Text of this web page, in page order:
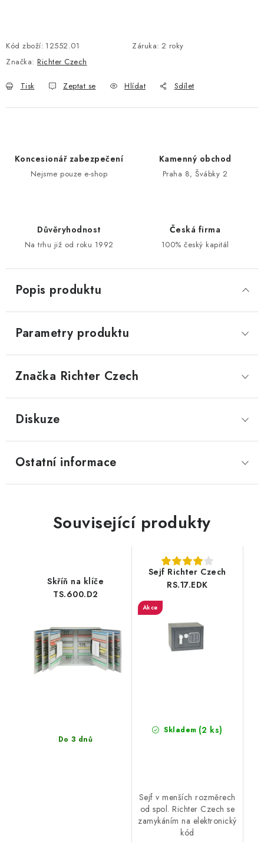
Zámečnické služby
Bezpečnostní třídy
Kód zboží: 12552.01 Záruka: 2 roky
Značka: Richter Czech
Tisk Zeptat se Hlídat Sdílet
Koncesionář zabezpečení
Nejsme pouze e-shop
Kamenný obchod
Praha 8, Švábky 2
Důvěryhodnost
Na trhu již od roku 1992
Česká firma
100% český kapitál
Popis produktu
Parametry produktu
Značka Richter Czech
Diskuze
Ostatní informace
Související produkty
Skříň na klíče
TS.600.D2
Do 3 dnů
Sejf Richter Czech
RS.17.EDK
Akce
Skladem (2 ks)
Sejf v menších rozměrech
od spol. Richter Czech se
zamykáním na elektronický
kód